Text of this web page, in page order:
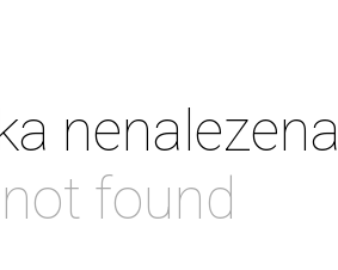
nenalezena
found